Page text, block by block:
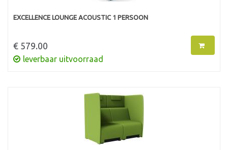
EXCELLENCE LOUNGE ACOUSTIC 1 PERSOON
€ 579.00
leverbaar uitvoorraad